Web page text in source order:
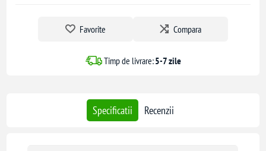
Favorite Compara
Timp de livrare:5-7 zile
Specificatii Recenzii